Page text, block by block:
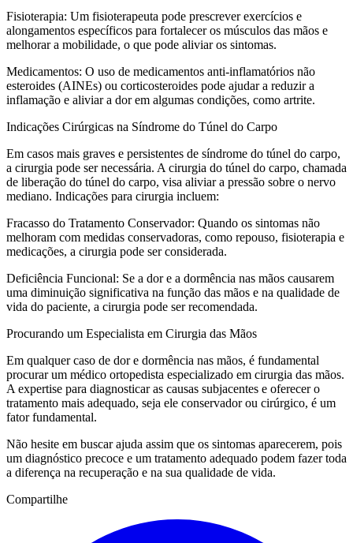
Fisioterapia: Um fisioterapeuta pode prescrever exercícios e
alongamentos específicos para fortalecer os músculos das mãos e
melhorar a mobilidade, o que pode aliviar os sintomas.
Medicamentos: O uso de medicamentos anti-inflamatórios não
esteroides (AINEs) ou corticosteroides pode ajudar a reduzir a
inflamação e aliviar a dor em algumas condições, como artrite.
Indicações Cirúrgicas na Síndrome do Túnel do Carpo
Em casos mais graves e persistentes de síndrome do túnel do carpo,
a cirurgia pode ser necessária. A cirurgia do túnel do carpo, chamada
de liberação do túnel do carpo, visa aliviar a pressão sobre o nervo
mediano. Indicações para cirurgia incluem:
Fracasso do Tratamento Conservador: Quando os sintomas não
melhoram com medidas conservadoras, como repouso, fisioterapia e
medicações, a cirurgia pode ser considerada.
Deficiência Funcional: Se a dor e a dormência nas mãos causarem
uma diminuição significativa na função das mãos e na qualidade de
vida do paciente, a cirurgia pode ser recomendada.
Procurando um Especialista em Cirurgia das Mãos
Em qualquer caso de dor e dormência nas mãos, é fundamental
procurar um médico ortopedista especializado em cirurgia das mãos.
A expertise para diagnosticar as causas subjacentes e oferecer o
tratamento mais adequado, seja ele conservador ou cirúrgico, é um
fator fundamental.
Não hesite em buscar ajuda assim que os sintomas aparecerem, pois
um diagnóstico precoce e um tratamento adequado podem fazer toda
a diferença na recuperação e na sua qualidade de vida.
Compartilhe